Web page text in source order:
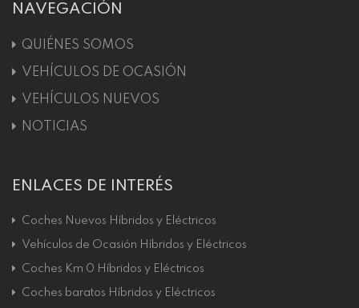
NAVEGACIÓN
QUIÉNES SOMOS
VEHÍCULOS DE OCASIÓN
VEHÍCULOS NUEVOS
NOTICIAS
ENLACES DE INTERÉS
Coches Nuevos Híbridos y Eléctricos
Vehículos de Ocasión Híbridos y Eléctricos
Coches Km 0 Híbridos y Eléctricos
Coches baratos Híbridos y Eléctricos